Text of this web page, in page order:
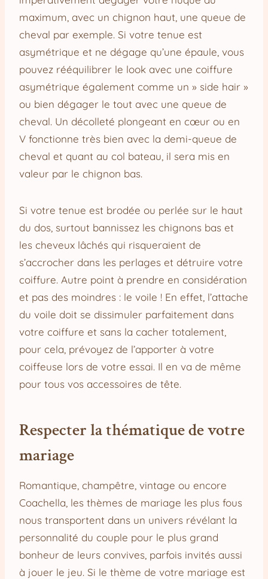
maximum, avec un chignon haut, une queue de
cheval par exemple. Si votre tenue est
asymétrique et ne dégage qu’une épaule, vous
pouvez rééquilibrer le look avec une coiffure
asymétrique également comme un » side hair »
ou bien dégager le tout avec une queue de
cheval. Un décolleté plongeant en cœur ou en
V fonctionne très bien avec la demi-queue de
cheval et quant au col bateau, il sera mis en
valeur par le chignon bas.
Si votre tenue est brodée ou perlée sur le haut
du dos, surtout bannissez les chignons bas et
les cheveux lâchés qui risqueraient de
s’accrocher dans les perlages et détruire votre
coiffure. Autre point à prendre en considération
et pas des moindres : le voile ! En effet, l’attache
du voile doit se dissimuler parfaitement dans
votre coiffure et sans la cacher totalement,
pour cela, prévoyez de l’apporter à votre
coiffeuse lors de votre essai. Il en va de même
pour tous vos accessoires de tête.
Respecter la thématique de votre
mariage
Romantique, champêtre, vintage ou encore
Coachella, les thèmes de mariage les plus fous
nous transportent dans un univers révélant la
personnalité du couple pour le plus grand
bonheur de leurs convives, parfois invités aussi
à jouer le jeu. Si le thème de votre mariage est